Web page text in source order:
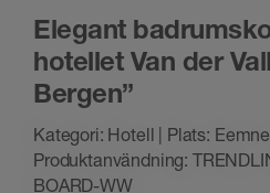
Elegant
hotellet Van der
Bergen”
Kategori: Hotell | Plats:
Produktanvändning:
BOARD-WW